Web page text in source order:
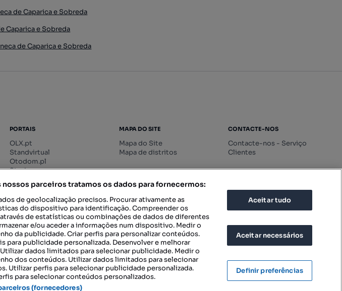
de Caparica e Sobreda
Caparica e Sobreda
de Caparica e Sobreda
PORTAIS
OLX.pt
Standvirtual
Otodom.pl
Storia.ro
MAPA DO SITE
Mapa do Site
Mapa de distritos
CONTACTE-NOS
Contacte-nos - Serviço
Clientes
NA:
POLÍTICA DE PRIVACIDADE CONFIGURAÇÕES DE PRIVACIDADE
nossos parceiros tratamos os dados para fornecermos:
de geolocalização precisos. Procurar ativamente as
do dispositivo para identificação. Compreender os
de estatísticas ou combinações de dados de diferentes
e/ou aceder a informações num dispositivo. Medir o
da publicidade. Criar perfis para personalizar conteúdos.
para publicidade personalizada. Desenvolver e melhorar
dados limitados para selecionar publicidade. Medir o
dos conteúdos. Utilizar dados limitados para selecionar
Utilizar perfis para selecionar publicidade personalizada.
para selecionar conteúdos personalizados.
(fornecedores)
Aceitar tudo
Aceitar necessários
Definir preferências